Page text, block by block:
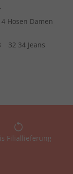
4 Hosen Damen
32 34 Jeans
Filiallieferung